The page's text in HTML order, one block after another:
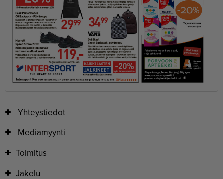
Yhteystiedot
Mediamyynti
Toimitus
Jakelu